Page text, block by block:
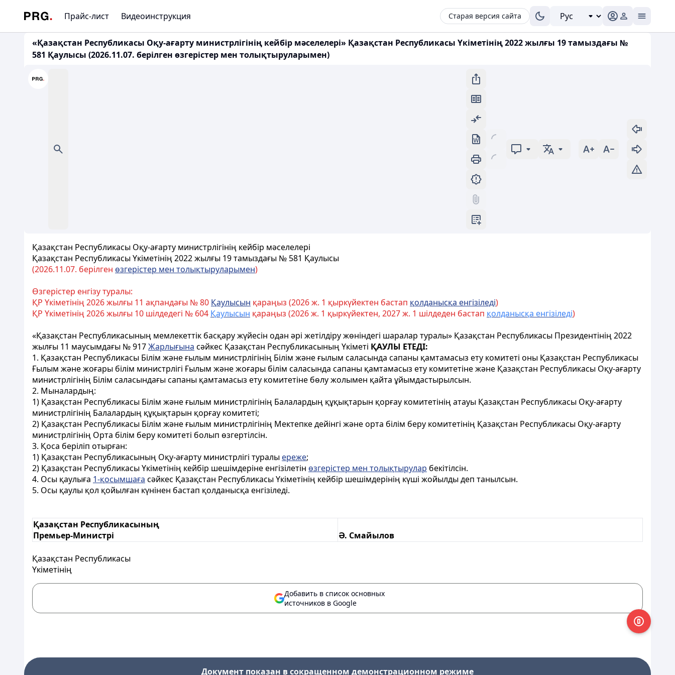
Прайс-лист Видеоинструкция Старая версия сайта
«Қазақстан Республикасы Оқу-ағарту министрлiгінің кейбiр мәселелерi» Қазақстан Республикасы Үкіметінің 2022 жылғы 19 тамыздағы №
581 Қаулысы (2026.11.07. берілген өзгерістер мен толықтыруларымен)
Қазақстан Республикасы Оқу-ағарту министрлiгінің кейбiр мәселелерi
Қазақстан Республикасы Үкіметінің 2022 жылғы 19 тамыздағы № 581 Қаулысы
(2026.11.07. берілген өзгерістер мен толықтыруларымен)
Өзгерістер енгізу туралы:
ҚР Үкіметінің 2026 жылғы 11 ақпандағы № 80 Қаулысын қараңыз (2026 ж. 1 қыркүйектен бастап қолданысқа енгізіледі)
ҚР Үкіметінің 2026 жылғы 10 шілдедегі № 604 Қаулысын қараңыз (2026 ж. 1 қыркүйектен, 2027 ж. 1 шілдеден бастап қолданысқа енгізіледі)
«Қазақстан Республикасының мемлекеттік басқару жүйесін одан әрі жетілдіру жөніндегі шаралар туралы» Қазақстан Республикасы Президентінің 2022
жылғы 11 маусымдағы № 917Жарлығына сәйкес Қазақстан Республикасының Үкіметі ҚАУЛЫ ЕТЕДІ:
1. Қазақстан Республикасы Білім және ғылым министрлігінің Білім және ғылым саласында сапаны қамтамасыз ету комитеті оны Қазақстан Республикасы
Ғылым және жоғары білім министрлігі Ғылым және жоғары білім саласында сапаны қамтамасыз ету комитетіне және Қазақстан Республикасы Оқу-ағарту
министрлігінің Білім саласындағы сапаны қамтамасыз ету комитетіне бөлу жолымен қайта ұйымдастырылсын.
2. Мыналардың:
1) Қазақстан Республикасы Білім және ғылым министрлігінің Балалардың құқықтарын қорғау комитетінің атауы Қазақстан Республикасы Оқу-ағарту
министрлігінің Балалардың құқықтарын қорғау комитеті;
2) Қазақстан Республикасы Білім және ғылым министрлігінің Мектепке дейінгі және орта білім беру комитетінің Қазақстан Республикасы Оқу-ағарту
министрлігінің Орта білім беру комитеті болып өзгертілсін.
3. Қоса беріліп отырған:
1) Қазақстан Республикасының Оқу-ағарту министрлiгi туралы ереже;
2) Қазақстан Республикасы Үкіметінің кейбір шешімдеріне енгізілетін өзгерістер мен толықтырулар бекітілсін.
4. Осы қаулыға 1-қосымшаға сәйкес Қазақстан Республикасы Үкiметiнің кейбiр шешiмдерiнiң күші жойылды деп танылсын.
5. Осы қаулы қол қойылған күнінен бастап қолданысқа енгізіледі.
Қазақстан Республикасының
Премьер-Министрі
Ә. Смайылов
Қазақстан Республикасы
Үкіметінің
Добавить в список основных
источников в Google
Документ показан в сокращенном демонстрационном режиме